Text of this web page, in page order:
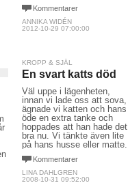
Kommentarer
ANNIKA WIDÉN
2012-10-29 07:00:00
KROPP & SJÄL
En svart katts död
Väl uppe i lägenheten,
innan vi lade oss att sova,
ägnade vi katten och hans
öde en extra tanke och
hoppades att han hade det
bra nu. Vi tänkte även lite
på hans husse eller matte.
Kommentarer
LINA DAHLGREN
2008-10-31 09:52:00